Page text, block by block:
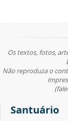
Os textos, fotos,
Não reproduza o
Santuário